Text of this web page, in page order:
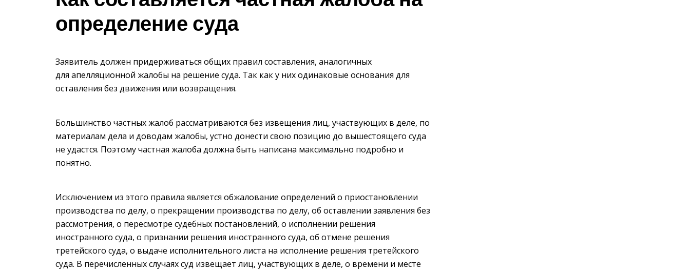
определение суда
Заявитель должен придерживаться общих правил составления, аналогичных
для апелляционной жалобы на решение суда. Так как у них одинаковые основания для
оставления без движения или возвращения.
Большинство частных жалоб рассматриваются без извещения лиц, участвующих в деле, по
материалам дела и доводам жалобы, устно донести свою позицию до вышестоящего суда
не удастся. Поэтому частная жалоба должна быть написана максимально подробно и
понятно.
Исключением из этого правила является обжалование определений о приостановлении
производства по делу, о прекращении производства по делу, об оставлении заявления без
рассмотрения, о пересмотре судебных постановлений, о исполнении решения
иностранного суда, о признании решения иностранного суда, об отмене решения
третейского суда, о выдаче исполнительного листа на исполнение решения третейского
суда. В перечисленных случаях суд извещает лиц, участвующих в деле, о времени и месте